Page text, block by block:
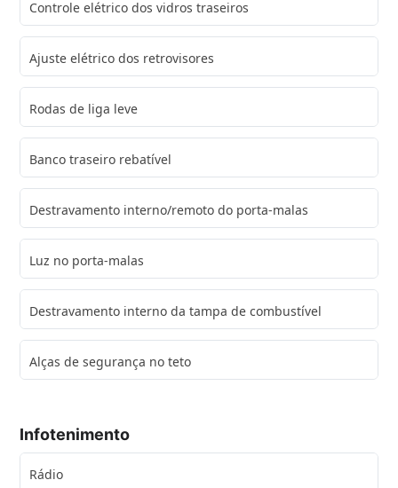
Controle elétrico dos vidros traseiros
Ajuste elétrico dos retrovisores
Rodas de liga leve
Banco traseiro rebatível
Destravamento interno/remoto do porta-malas
Luz no porta-malas
Destravamento interno da tampa de combustível
Alças de segurança no teto
Infotenimento
Rádio